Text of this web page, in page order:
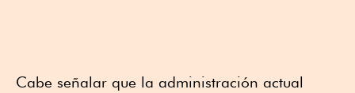
Cabe señalar que la administración actual